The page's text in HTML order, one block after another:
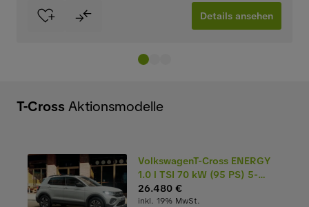
Details ansehen
T-Cross Aktionsmodelle
VolkswagenT-Cross ENERGY
1.0 l TSI 70 kW (95 PS) 5-
Gang
26.480 €
inkl. 19% MwSt.